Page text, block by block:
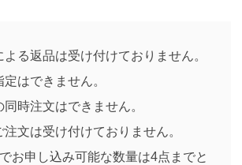
る返品は受け付けておりません。
はできません。
時注文はできません。
文は受け付けておりません。
お申し込み可能な数量は4点までと